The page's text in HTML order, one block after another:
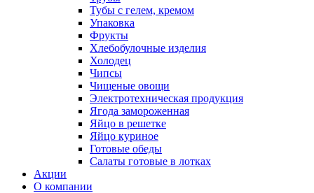
Тубы с гелем, кремом
Упаковка
Фрукты
Хлебобулочные изделия
Холодец
Чипсы
Чищеные овощи
Электротехническая продукция
Ягода замороженная
Яйцо в решетке
Яйцо куриное
Готовые обеды
Салаты готовые в лотках
Акции
О компании